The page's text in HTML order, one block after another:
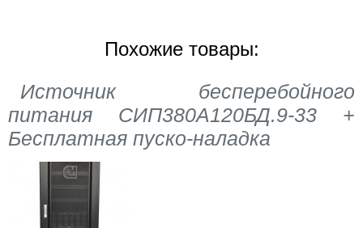
Похожие товары:
Источник бесперебойного
питания СИП380А120БД.9-33 +
Бесплатная пуско-наладка